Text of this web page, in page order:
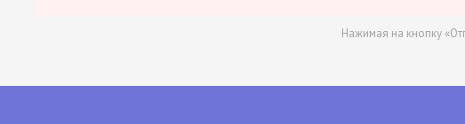
Нажимая на кнопку